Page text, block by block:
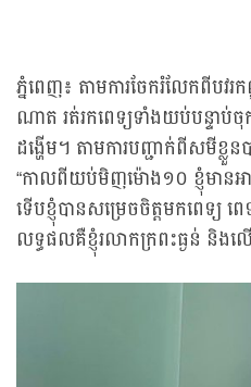
ភ្នំពេញ៖ តាមការចែករំលែកពីបវរ
ណាត រត់រកពេទ្យទាំងយប់បន្ទាប់
ដង្ហើម។ តាមការបញ្ជាក់ពីសមីខ្លួន
“កាលពីយប់មិញម៉ោង១០ ខ្ញុំមានអា
ទើបខ្ញុំបានសម្រេចចិត្តមកពេទ្យ ព
លទ្ធផលគឺខ្ញុំរលាកក្រពះធ្ងន់ និ